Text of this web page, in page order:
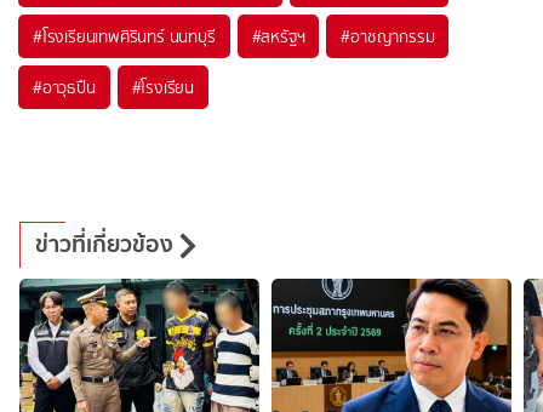
#โรงเรียนเทพศิรินทร์ นนทบุรี #สหรัฐฯ #อาชญากรรม
#อาวุธปืน #โรงเรียน
ข่าวที่เกี่ยวข้อง